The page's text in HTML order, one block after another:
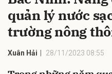
quản lý nước
trường nông
Xuân Hải 28/11/2023 08:55